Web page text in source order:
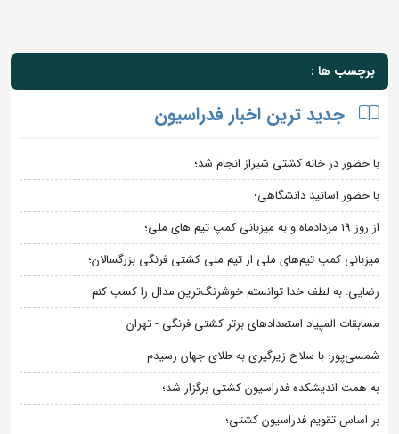
برچسب ها :
جدید ترین اخبار فدراسیون
با حضور در خانه کشتی شیراز انجام شد؛
با حضور اساتید دانشگاهی؛
از روز 19 مردادماه و به میزبانی کمپ تیم های ملی؛
میزبانی کمپ تیم‌های ملی از تیم ملی کشتی فرنگی بزرگسالان؛
رضایی: به لطف خدا توانستم خوشرنگ‌ترین مدال را کسب کنم
مسابقات المپیاد استعدادهای برتر کشتی فرنگی - تهران
شمسی‌پور: با سلاح زیرگیری به طلای جهان رسیدم
به همت اندیشکده فدراسیون کشتی برگزار شد؛
بر اساس تقویم فدراسیون کشتی؛